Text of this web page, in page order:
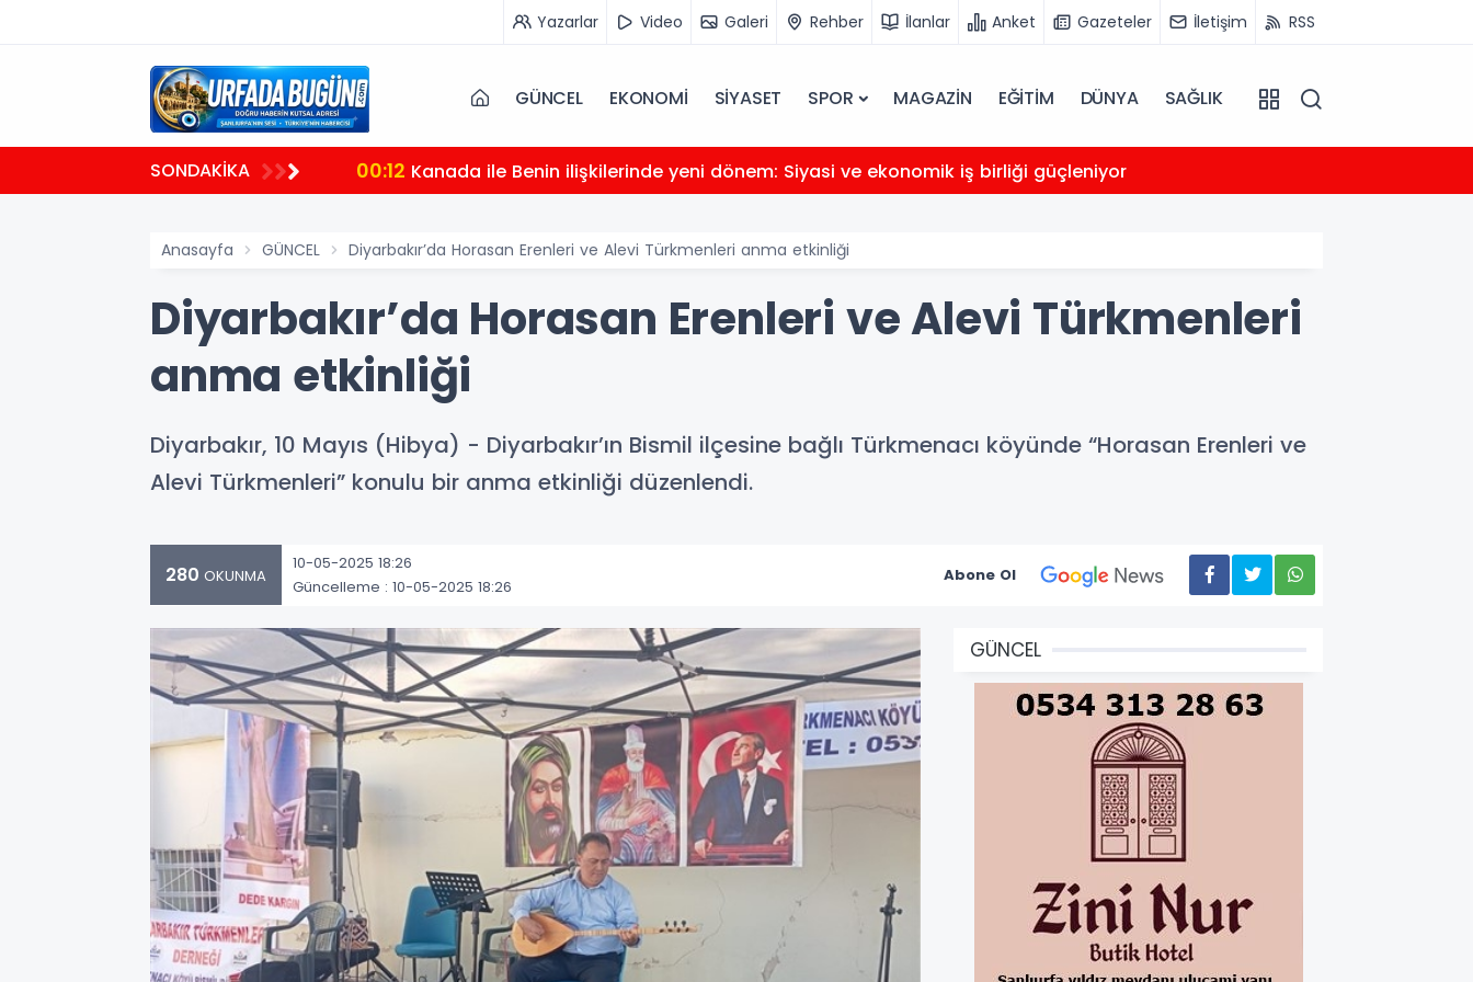
Yazarlar Video Galeri Rehber İlanlar Anket Gazeteler İletişim RSS
GÜNCEL EKONOMİ SİYASET SPOR MAGAZİN EĞİTİM DÜNYA SAĞLIK
SONDAKİKA 00:12 Kanada ile Benin ilişkilerinde yeni dönem: Siyasi ve ekonomik iş birliği güçleniyor
Anasayfa GÜNCEL Diyarbakır’da Horasan Erenleri ve Alevi Türkmenleri anma etkinliği
Diyarbakır’da Horasan Erenleri ve Alevi Türkmenleri
anma etkinliği
Diyarbakır, 10 Mayıs (Hibya) - Diyarbakır’ın Bismil ilçesine bağlı Türkmenacı köyünde “Horasan Erenleri ve
Alevi Türkmenleri” konulu bir anma etkinliği düzenlendi.
280 OKUNMA
10-05-2025 18:26
Güncelleme : 10-05-2025 18:26
Abone Ol
GÜNCEL